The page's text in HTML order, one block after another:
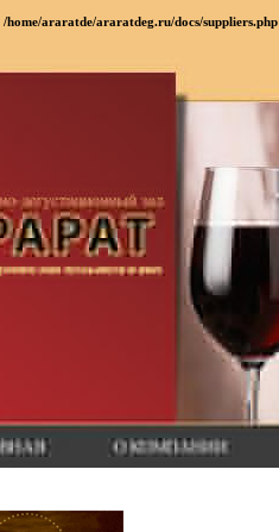
/home/araratde/araratdeg.ru/docs/suppliers.php